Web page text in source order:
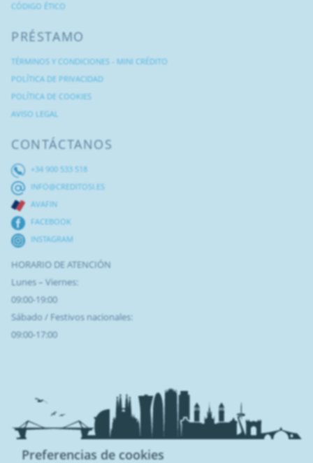
CÓDIGO ÉTICO
PRÉSTAMO
TÉRMINOS Y CONDICIONES - MINI CRÉDITO
POLÍTICA DE PRIVACIDAD
POLÍTICA DE COOKIES
AVISO LEGAL
CONTÁCTANOS
+34 900 533 518
INFO@CREDITOSI.ES
AVAFIN
FACEBOOK
INSTAGRAM
HORARIO DE ATENCIÓN
Lunes – Viernes:
09:00-19:00
Sábado / Festivos nacionales:
09:00-17:00
Preferencias de cookies